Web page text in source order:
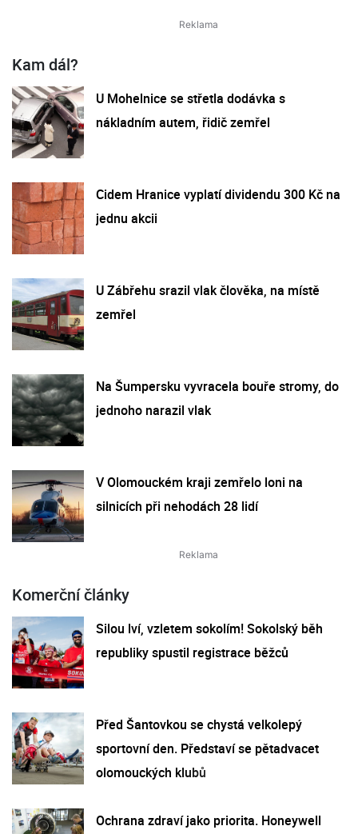
Kam dál?
U Mohelnice se střetla dodávka s
nákladním autem, řidič zemřel
Cidem Hranice vyplatí dividendu 300 Kč na
jednu akcii
U Zábřehu srazil vlak člověka, na místě
zemřel
Na Šumpersku vyvracela bouře stromy, do
jednoho narazil vlak
V Olomouckém kraji zemřelo loni na
silnicích při nehodách 28 lidí
Komerční články
Silou lví, vzletem sokolím! Sokolský běh
republiky spustil registrace běžců
Před Šantovkou se chystá velkolepý
sportovní den. Představí se pětadvacet
olomouckých klubů
Ochrana zdraví jako priorita. Honeywell